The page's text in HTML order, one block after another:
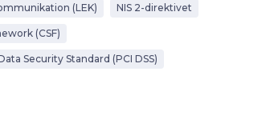
(LEK) NIS 2-direktivet
(CSF)
Security Standard (PCI DSS)